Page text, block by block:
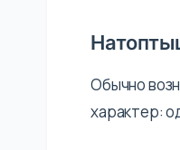
Обычно
характер: